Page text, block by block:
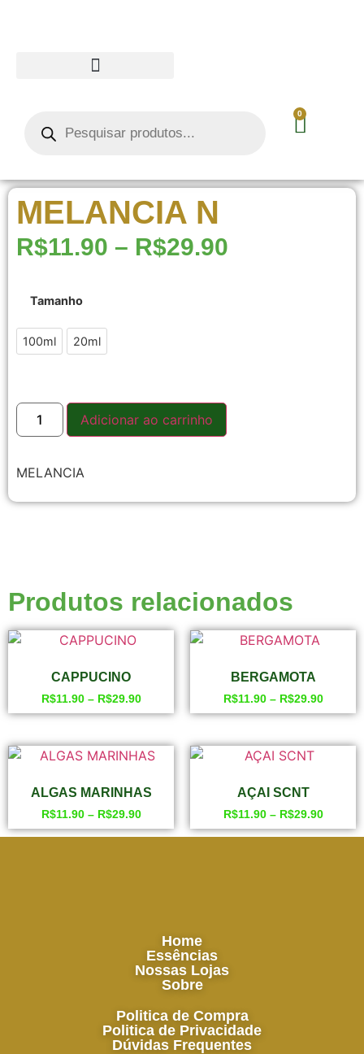
0
MELANCIA N
R$11.90 – R$29.90
Tamanho
100ml 20ml
Adicionar ao carrinho
MELANCIA
Produtos relacionados
CAPPUCINO
R$11.90– R$29.90
BERGAMOTA
R$11.90– R$29.90
ALGAS MARINHAS
R$11.90– R$29.90
AÇAI SCNT
R$11.90– R$29.90
Home
Essências
Nossas Lojas
Sobre
Politica de Compra
Politica de Privacidade
Dúvidas Frequentes